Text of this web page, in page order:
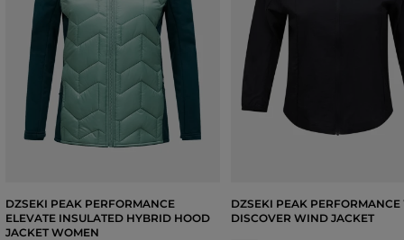
DZSEKI PEAK PERFORMANCE
ELEVATE INSULATED HYBRID HOOD
JACKET WOMEN
DZSEKI PEAK PERFORMANCE
DISCOVER WIND JACKET